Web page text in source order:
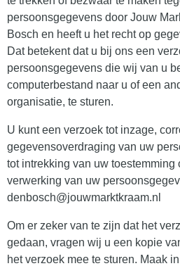
persoonsgegevens door Jouw
Bosch en heeft u het recht op
Dat betekent dat u bij ons een
persoonsgegevens die wij van u
computerbestand naar u of een
organisatie, te sturen.
U kunt een verzoek tot inzage,
gegevensoverdraging van uw
tot intrekking van uw toestemming
verwerking van uw
denbosch@jouwmarktkraam.nl
Om er zeker van te zijn dat het
gedaan, vragen wij u een kopie
het verzoek mee te sturen. Maak